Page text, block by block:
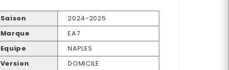
Saison
2024-2025
Marque
EA7
Equipe
NAPLES
Version
DOMICILE